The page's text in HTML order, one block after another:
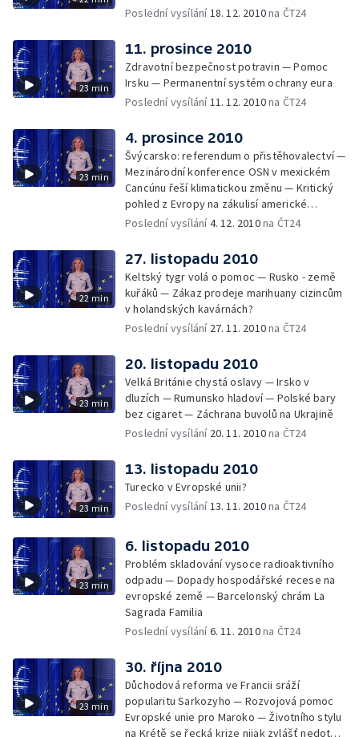
Poslední vysílání18. 12. 2010na ČT24
23 min
11. prosince 2010
Zdravotní bezpečnost potravin — Pomoc
Irsku — Permanentní systém ochrany eura
Poslední vysílání11. 12. 2010na ČT24
23 min
4. prosince 2010
Švýcarsko: referendum o přistěhovalectví —
Mezinárodní konference OSN v mexickém
Cancúnu řeší klimatickou změnu — Kritický
pohled z Evropy na zákulisí americké
diplomacie
Poslední vysílání4. 12. 2010na ČT24
22 min
27. listopadu 2010
Keltský tygr volá o pomoc — Rusko - země
kuřáků — Zákaz prodeje marihuany cizincům
v holandských kavárnách?
Poslední vysílání 27. 11. 2010na ČT24
23 min
20. listopadu 2010
Velká Británie chystá oslavy — Irsko v
dluzích — Rumunsko hladoví — Polské bary
bez cigaret — Záchrana buvolů na Ukrajině
Poslední vysílání 20. 11. 2010na ČT24
23 min
13. listopadu 2010
Turecko v Evropské unii?
Poslední vysílání13. 11. 2010na ČT24
23 min
6. listopadu 2010
Problém skladování vysoce radioaktivního
odpadu — Dopady hospodářské recese na
evropské země — Barcelonský chrám La
Sagrada Familia
Poslední vysílání6. 11. 2010na ČT24
23 min
30. října 2010
Důchodová reforma ve Francii sráží
popularitu Sarkozyho — Rozvojová pomoc
Evropské unie pro Maroko — Životního stylu
na Krétě se řecká krize nijak zvlášť nedotkla